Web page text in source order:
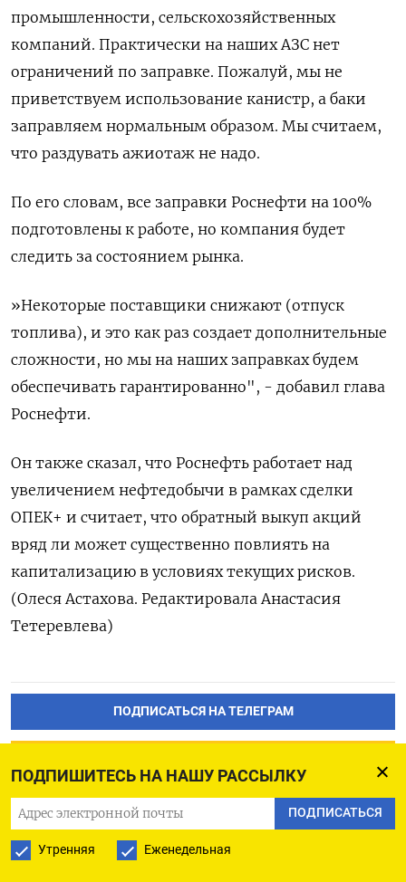
ПОДПИШИТЕСЬ НА НАШУ РАССЫЛКУ
ПОДПИСАТЬСЯ
Утренняя Еженедельная
промышленности, сельскохозяйственных
компаний. Практически ​на наших АЗС ​нет
ограничений по ‌заправке. Пожалуй, мы не
приветствуем использование канистр, а баки ​
заправляем нормальным образом. Мы считаем,
что раздувать ажиотаж не надо.
По его словам, все заправки Роснефти на 100%
подготовлены к работе, но компания будет
следить за состоянием рынка.
»Некоторые поставщики снижают (отпуск
топлива), и это как раз создает дополнительные ​
сложности, но мы ⁠на наших заправках будем
обеспечивать гарантированно", - добавил глава
Роснефти.
Он также сказал, что ‌Роснефть работает над
увеличением нефтедобычи в рамках сделки
‌ОПЕК+ и считает, что обратный выкуп акций
вряд ли может ​существенно повлиять на
капитализацию в условиях текущих ‌рисков.
(Олеся Астахова. Редактировала Анастасия
Тетеревлева)
ПОДПИСАТЬСЯ НА ТЕЛЕГРАМ